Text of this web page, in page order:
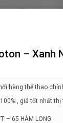
– Xanh
hàng thể thao
, giá tốt nhất
– 65 HÀM LONG